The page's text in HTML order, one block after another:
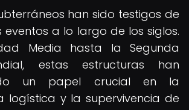
han sido testigos de
eventos a lo largo de los siglos.
Media hasta la Segunda
estas estructuras han
un papel crucial en la
logística y la supervivencia de